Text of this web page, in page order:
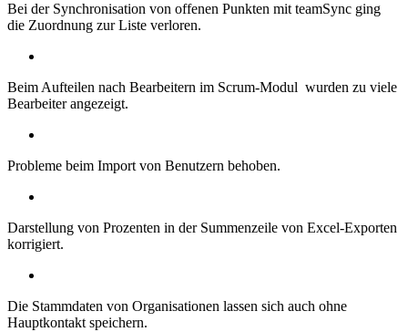
Bei der Synchronisation von offenen Punkten mit teamSync ging
die Zuordnung zur Liste verloren.
Beim Aufteilen nach Bearbeitern im Scrum-Modul wurden zu viele
Bearbeiter angezeigt.
Probleme beim Import von Benutzern behoben.
Darstellung von Prozenten in der Summenzeile von Excel-Exporten
korrigiert.
Die Stammdaten von Organisationen lassen sich auch ohne
Hauptkontakt speichern.